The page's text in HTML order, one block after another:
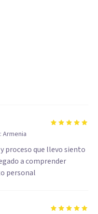
Armenia
proceso que llevo siento
a comprender
personal